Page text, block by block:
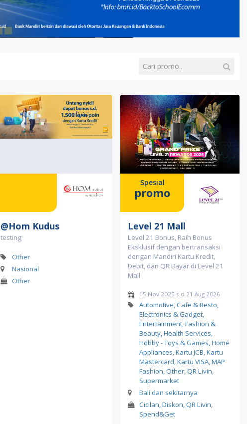
@Hom Kudus
testing
Other
Nasional
Other
Spesial
promo
Level 21 Mall
Level 21 Bonus, Raih Bonus
Eksklusif dengan bertransaksi
dengan Mandiri Kartu Kredit,
Debit, dan QR Bayar di Level 21
Mall
15 Nov 2025 s.d 21 Aug 2026
Automotive, Cafe & Resto,
Electronics & Gadget,
Entertainment, Fashion &
Beauty, Health Services,
Hobby - Toys & Games, Home
Appliances, Kartu JCB, Kartu
Mastercard, Kartu VISA, MAP
Fashion, Other, QR Livin,
Supermarket
Bali dan sekitarnya
Cicilan, Diskon, QR Livin,
Spend&Get